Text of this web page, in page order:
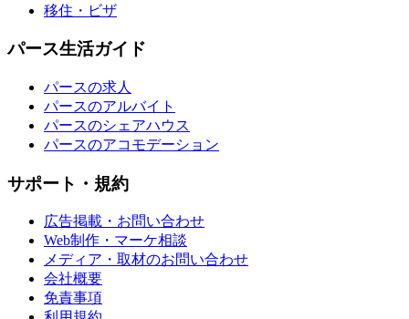
移住・ビザ
パース生活ガイド
パースの求人
パースのアルバイト
パースのシェアハウス
パースのアコモデーション
サポート・規約
広告掲載・お問い合わせ
Web制作・マーケ相談
メディア・取材のお問い合わせ
会社概要
免責事項